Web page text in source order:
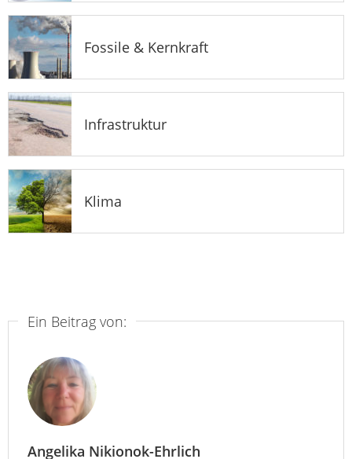
Fossile & Kernkraft
Infrastruktur
Klima
Ein Beitrag von:
Angelika Nikionok-Ehrlich